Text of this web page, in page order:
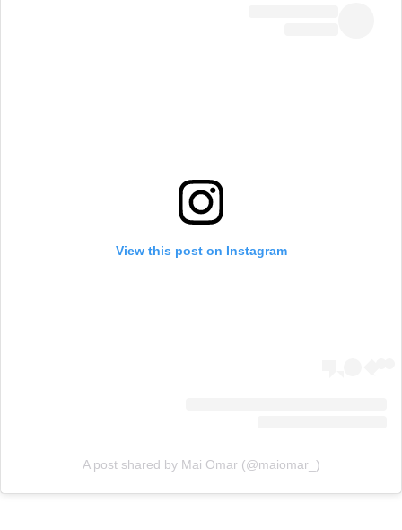
View this post on Instagram
A post shared by Mai Omar (@maiomar_)